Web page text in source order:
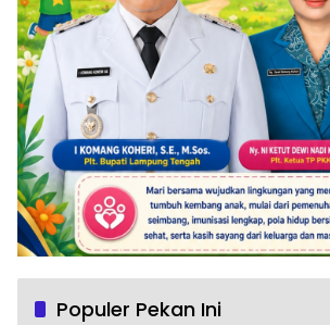
Populer Pekan Ini